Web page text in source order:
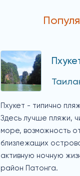
Пхукет - типично
Здесь лучше пляжи,
море, возможность
близлежащих
активную ночную
район Патонга.